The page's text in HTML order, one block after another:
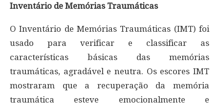
Inventário de Memórias Traumáticas
O Inventário de Memórias Traumáticas (IMT) foi
usado para verificar e classificar as
características básicas das memórias
traumáticas, agradável e neutra. Os escores IMT
mostraram que a recuperação da memória
traumática esteve emocionalmente e